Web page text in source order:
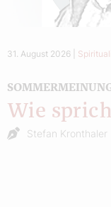
31. August 2026
Wie
Stefan Kronthaler